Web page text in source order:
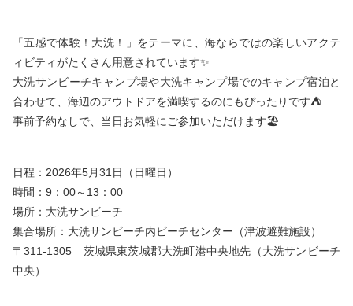
「五感で体験！大洗！」をテーマに、海ならではの楽しいアクテ
ィビティがたくさん用意されています✨
大洗サンビーチキャンプ場や大洗キャンプ場でのキャンプ宿泊と
合わせて、海辺のアウトドアを満喫するのにもぴったりです⛺
事前予約なしで、当日お気軽にご参加いただけます🏖️
日程：2026年5月31日（日曜日）
時間：9：00～13：00
場所：大洗サンビーチ
集合場所：大洗サンビーチ内ビーチセンター（津波避難施設）
〒311-1305 茨城県東茨城郡大洗町港中央地先（大洗サンビーチ
中央）